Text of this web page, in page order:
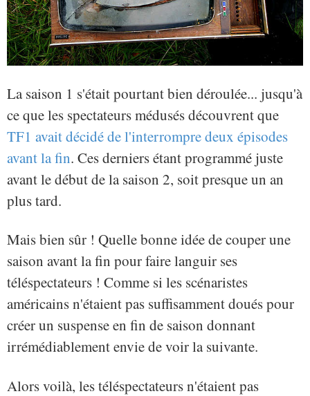
La saison 1 s'était pourtant bien déroulée... jusqu'à
ce que les spectateurs médusés découvrent que
TF1 avait décidé de l'interrompre deux épisodes
avant la fin. Ces derniers étant programmé juste
avant le début de la saison 2, soit presque un an
plus tard.
Mais bien sûr ! Quelle bonne idée de couper une
saison avant la fin pour faire languir ses
téléspectateurs ! Comme si les scénaristes
américains n'étaient pas suffisamment doués pour
créer un suspense en fin de saison donnant
irrémédiablement envie de voir la suivante.
Alors voilà, les téléspectateurs n'étaient pas